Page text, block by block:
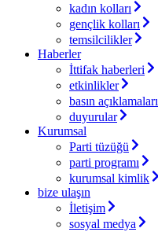
kadın kolları
gençlik kolları
temsilcilikler
Haberler
İttifak haberleri
etkinlikler
basın açıklamaları
duyurular
Kurumsal
Parti tüzüğü
parti programı
kurumsal kimlik
bize ulaşın
İletişim
sosyal medya